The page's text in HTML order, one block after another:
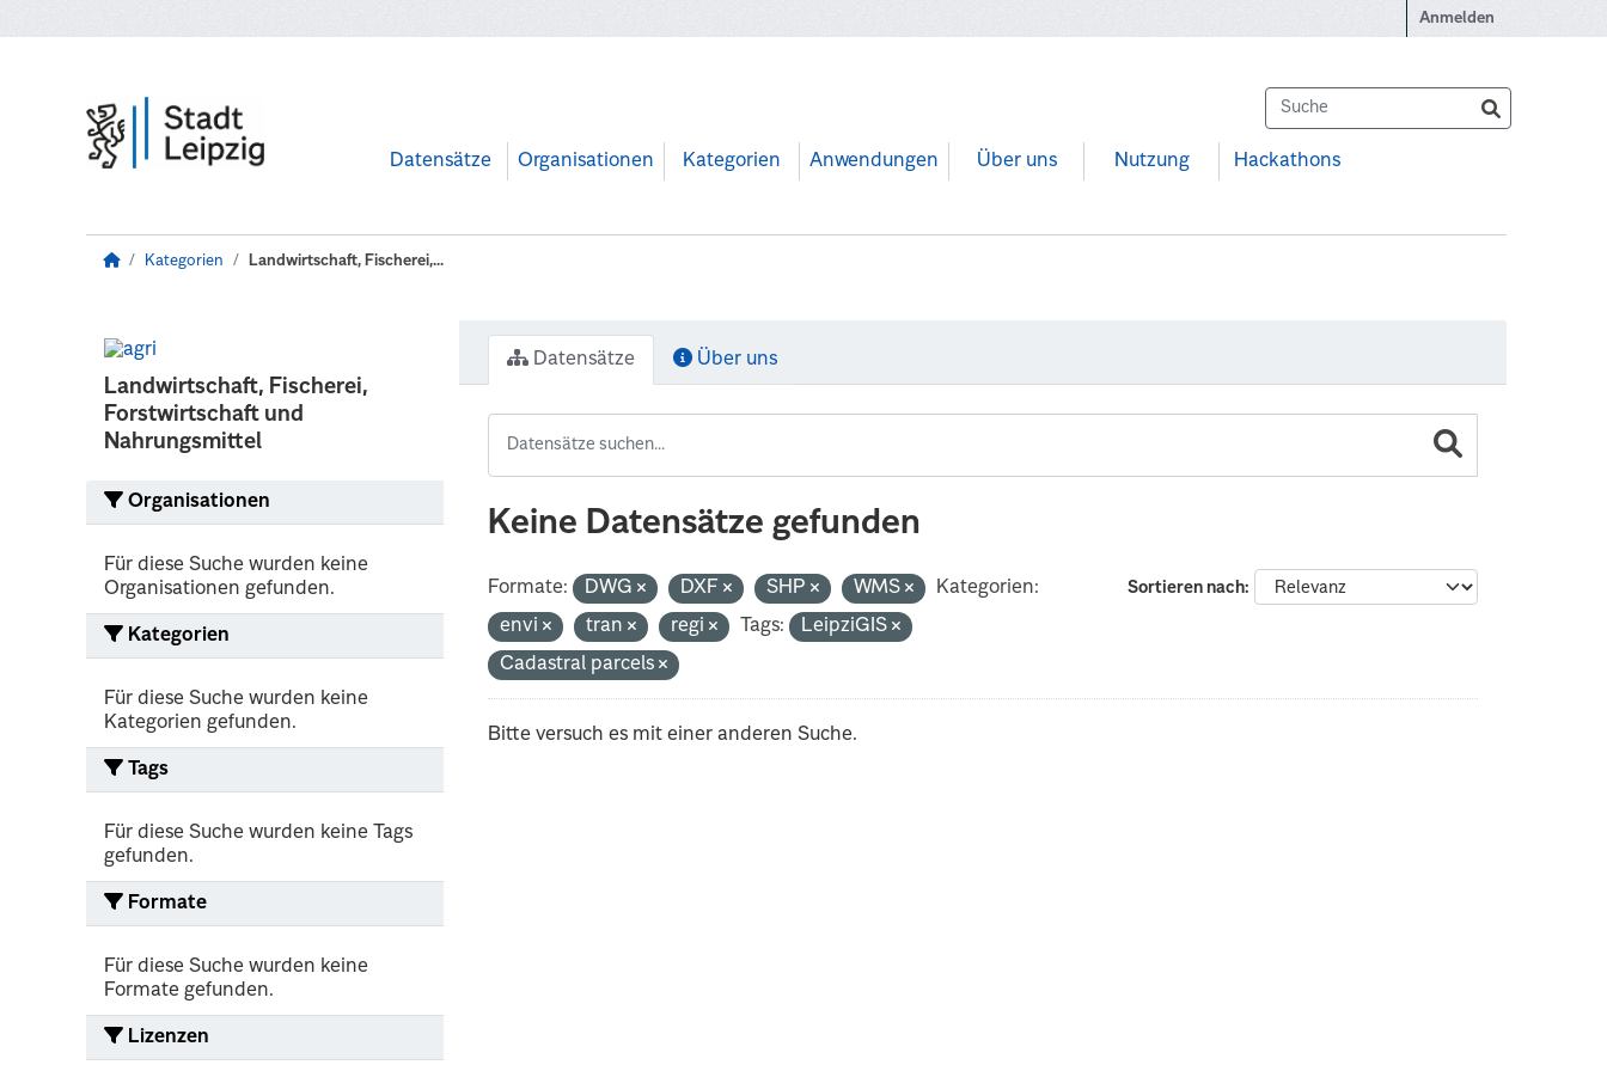
Anmelden
Datensätze Organisationen Kategorien Anwendungen Über uns Nutzung Hackathons
Kategorien Landwirtschaft, Fischerei,...
Landwirtschaft, Fischerei,
Forstwirtschaft und
Nahrungsmittel
Organisationen
Für diese Suche wurden keine
Organisationen gefunden.
Kategorien
Für diese Suche wurden keine
Kategorien gefunden.
Tags
Für diese Suche wurden keine Tags
gefunden.
Formate
Für diese Suche wurden keine
Formate gefunden.
Lizenzen
Datensätze Über uns
Keine Datensätze gefunden
Sortieren nach
Formate: DWG DXF SHP WMS
Kategorien:
envi
tran regi Tags:
LeipziGIS
Cadastral parcels
Bitte versuch es mit einer anderen Suche.